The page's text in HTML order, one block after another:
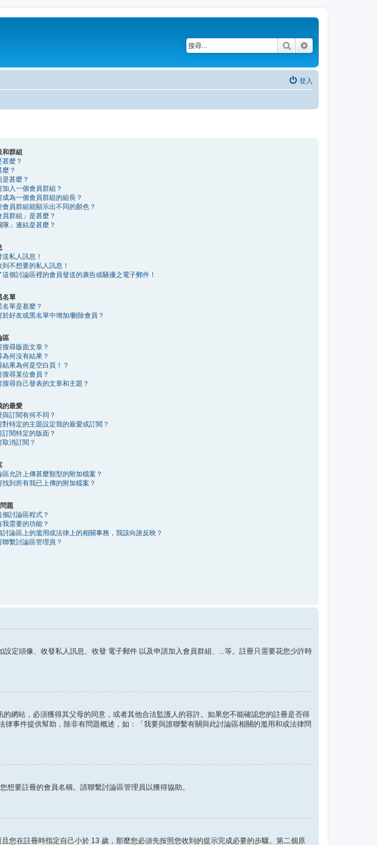
搜尋
登入
和群組
甚麼？
麼？
是甚麼？
加入一個會員群組？
成為一個會員群組的組長？
會員群組能顯示出不同的顏色？
員群組」是甚麼？
隊」連結是甚麼？
私人訊息！
到不想要的私人訊息！
這個討論區裡的會員發送的廣告或騷擾之電子郵件！
名單
名單是甚麼？
於好友或黑名單中增加/刪除會員？
區
搜尋版面文章？
為何沒有結果？
結果為何是空白頁！？
搜尋某位會員？
搜尋自己發表的文章和主題？
的最愛
與訂閱有何不同？
對特定的主題設定我的最愛或訂閱？
訂閱特定的版面？
取消訂閱？
區允許上傳甚麼類型的附加檔案？
找到所有我已上傳的附加檔案？
題
個討論區程式？
我需要的功能？
討論區上的濫用或法律上的相關事務，我該向誰反映？
聯繫討論區管理員？
定頭像、收發私人訊息、收發 電子郵件 以及申請加入會員群組、...等。註冊只需要花您少許時
網站，必須獲得其父母的同意，或者其他合法監護人的容許。如果您不能確認您的註冊是否得
事件提供幫助，除非有問題概述，如：「我要與誰聯繫有關與此討論區相關的濫用和或法律問
要註冊的會員名稱。請聯繫討論區管理員以獲得協助。
您在註冊時指定自己小於 13 歲，那麼您必須先按照您收到的提示完成必要的步驟。第二個原